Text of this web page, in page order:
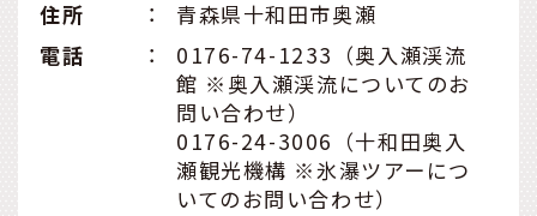
住所
：
青森県十和田市奥瀬
電話
：
0176-74-1233（奥入瀬渓流
館 ※奥入瀬渓流についてのお
問い合わせ）
0176-24-3006（十和田奥入
瀬観光機構 ※氷瀑ツアーにつ
いてのお問い合わせ）